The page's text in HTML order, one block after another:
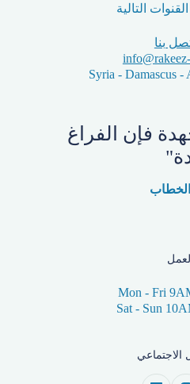
التالية
بنا
Syria - Damascus -
فإن الفراغ
Mon - Fri
Sat - Sun